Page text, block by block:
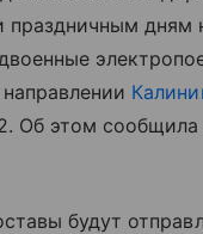
дням
Об этом
будут